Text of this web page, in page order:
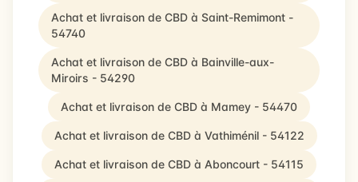
Achat et livraison de CBD à Saint-Remimont -
54740
Achat et livraison de CBD à Bainville-aux-
Miroirs - 54290
Achat et livraison de CBD à Mamey - 54470
Achat et livraison de CBD à Vathiménil - 54122
Achat et livraison de CBD à Aboncourt - 54115